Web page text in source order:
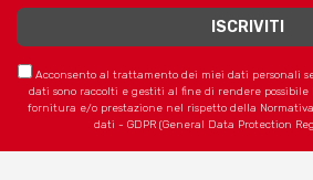
Acconsento al trattamento dei miei dati personali
dati sono raccolti e gestiti al fine di rendere possibile
fornitura e/o prestazione nel rispetto della
dati - GDPR (General Data Protection